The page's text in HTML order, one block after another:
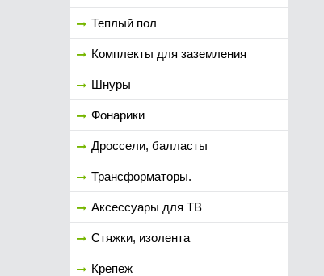
Теплый пол
Комплекты для заземления
Шнуры
Фонарики
Дроссели, балласты
Трансформаторы.
Аксессуары для ТВ
Стяжки, изолента
Крепеж